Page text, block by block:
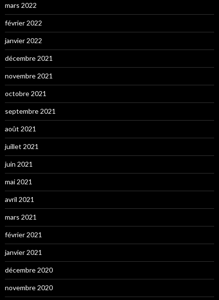
mars 2022
février 2022
janvier 2022
décembre 2021
novembre 2021
octobre 2021
septembre 2021
août 2021
juillet 2021
juin 2021
mai 2021
avril 2021
mars 2021
février 2021
janvier 2021
décembre 2020
novembre 2020